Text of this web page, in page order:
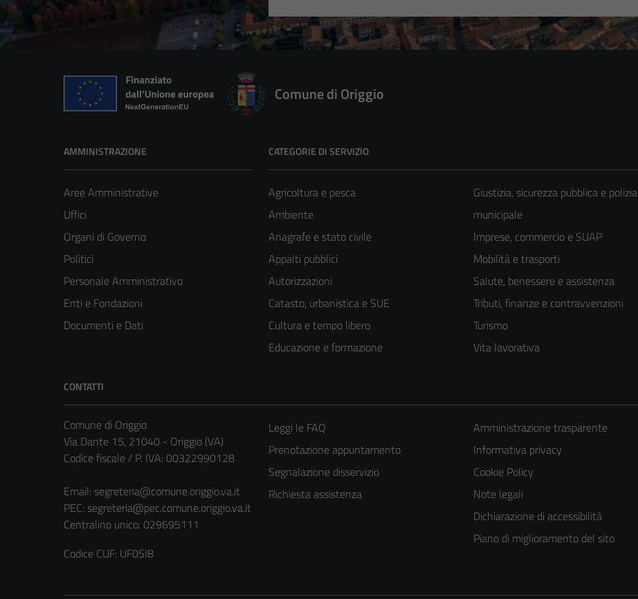
Comune di Origgio
AMMINISTRAZIONE
Aree Amministrative
Uffici
Organi di Governo
Politici
Personale Amministrativo
Enti e Fondazioni
Documenti e Dati
CATEGORIE DI SERVIZIO
Agricoltura e pesca
Ambiente
Anagrafe e stato civile
Appalti pubblici
Autorizzazioni
Catasto, urbanistica e SUE
Cultura e tempo libero
Educazione e formazione
Giustizia, sicurezza pubblica e polizia
municipale
Imprese, commercio e SUAP
Mobilità e trasporti
Salute, benessere e assistenza
Tributi, finanze e contravvenzioni
Turismo
Vita lavorativa
CONTATTI
Comune di Origgio
Via Dante 15, 21040 - Origgio (VA)
Codice fiscale / P. IVA: 00322990128
Email: segreteria@comune.origgio.va.it
PEC: segreteria@pec.comune.origgio.va.it
Centralino unico: 029695111
Codice CUF: UF0SI8
Leggi le FAQ
Prenotazione appuntamento
Segnalazione disservizio
Richiesta assistenza
Amministrazione trasparente
Informativa privacy
Cookie Policy
Note legali
Dichiarazione di accessibilità
Piano di miglioramento del sito
Tecnici
Questi cookie
sono necessari
per il
possono